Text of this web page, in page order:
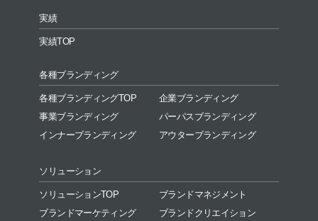
実績
実績TOP
各種ブランディング
各種ブランディングTOP
企業ブランディング
事業ブランディング
パーパスブランディング
インナーブランディング
アウターブランディング
ソリューション
ソリューションTOP
ブランドマネジメント
ブランドマーケティング
ブランドクリエイション